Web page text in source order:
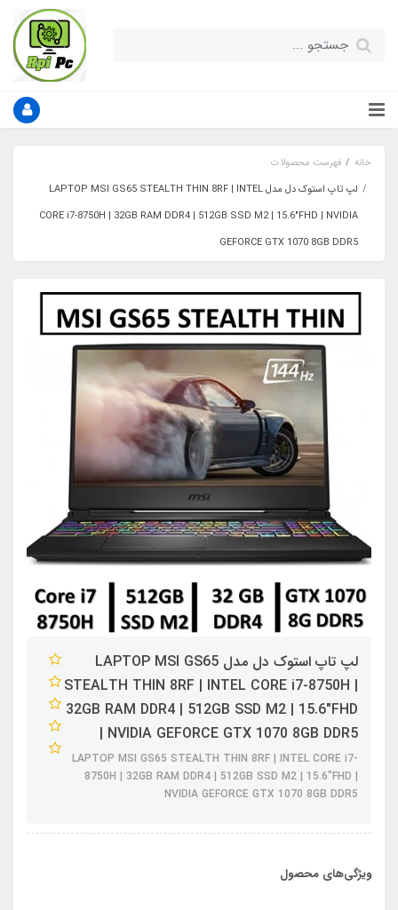
خانه
فهرست محصولات
لپ تاپ استوک دل مدل LAPTOP MSI GS65 STEALTH THIN 8RF | INTEL
CORE i7-8750H | 32GB RAM DDR4 | 512GB SSD M2 | 15.6"FHD | NVIDIA
GEFORCE GTX 1070 8GB DDR5
لپ تاپ استوک دل مدل LAPTOP MSI GS65
STEALTH THIN 8RF | INTEL CORE i7-8750H |
32GB RAM DDR4 | 512GB SSD M2 | 15.6"FHD
| NVIDIA GEFORCE GTX 1070 8GB DDR5
LAPTOP MSI GS65 STEALTH THIN 8RF | INTEL CORE i7-
8750H | 32GB RAM DDR4 | 512GB SSD M2 | 15.6"FHD |
NVIDIA GEFORCE GTX 1070 8GB DDR5
ویژگی‌های محصول